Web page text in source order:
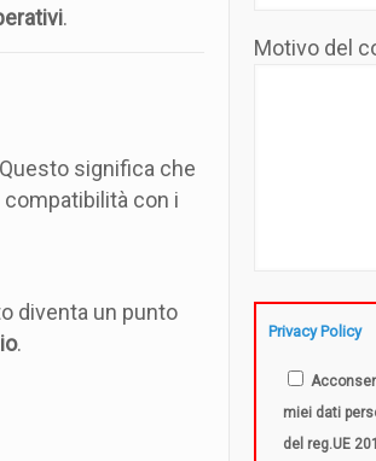
.
significa che
con i
diventa un punto
.
Motivo del
Privacy Policy
miei dati
del reg.UE